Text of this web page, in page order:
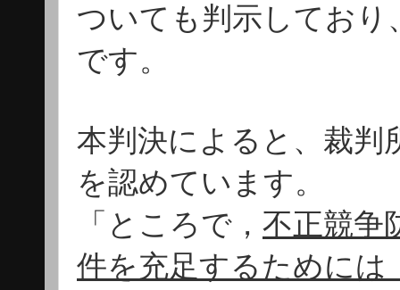
ついても判示しており
です。
本判決によると、裁判
を認めています。
「ところで， 不正競争
件を充足するためには